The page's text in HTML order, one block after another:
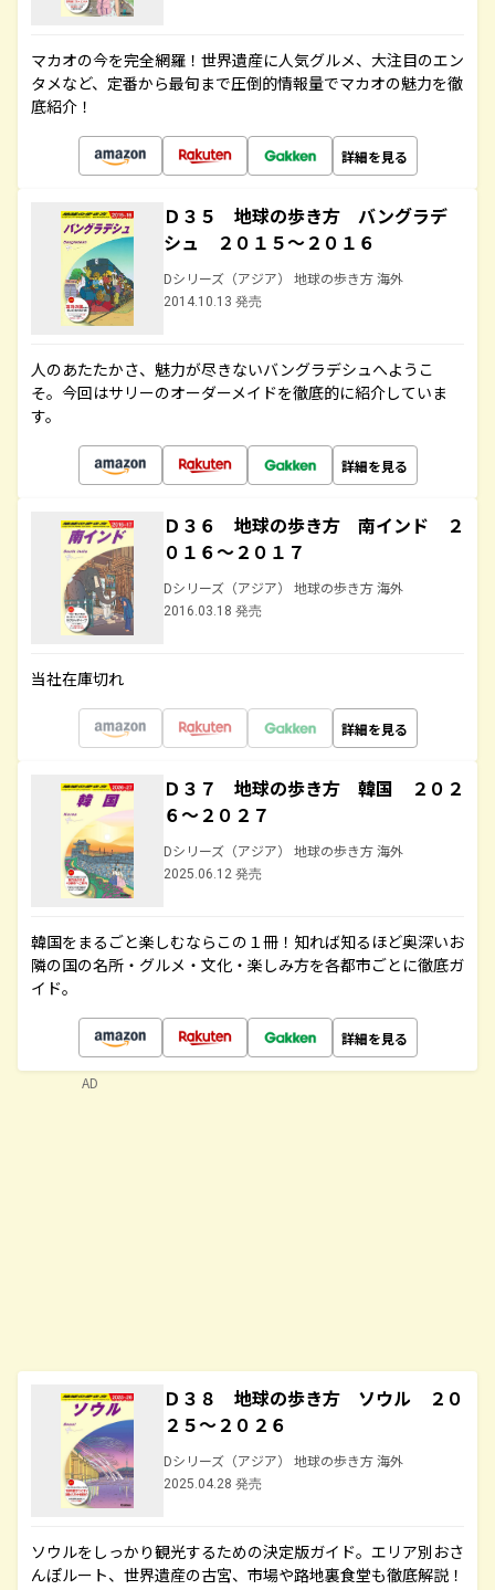
マカオの今を完全網羅！世界遺産に人気グルメ、大注目のエン
タメなど、定番から最旬まで圧倒的情報量でマカオの魅力を徹
底紹介！
詳細を見る
Ｄ３５ 地球の歩き方 バングラデ
シュ ２０１５～２０１６
Dシリーズ（アジア） 地球の歩き方 海外
2014.10.13 発売
人のあたたかさ、魅力が尽きないバングラデシュへようこ
そ。今回はサリーのオーダーメイドを徹底的に紹介していま
す。
詳細を見る
Ｄ３６ 地球の歩き方 南インド ２
０１６～２０１７
Dシリーズ（アジア） 地球の歩き方 海外
2016.03.18 発売
当社在庫切れ
詳細を見る
Ｄ３７ 地球の歩き方 韓国 ２０２
６～２０２７
Dシリーズ（アジア） 地球の歩き方 海外
2025.06.12 発売
韓国をまるごと楽しむならこの１冊！知れば知るほど奥深いお
隣の国の名所・グルメ・文化・楽しみ方を各都市ごとに徹底ガ
イド。
詳細を見る
Ｄ３８ 地球の歩き方 ソウル ２０
２５～２０２６
Dシリーズ（アジア） 地球の歩き方 海外
2025.04.28 発売
ソウルをしっかり観光するための決定版ガイド。エリア別おさ
んぽルート、世界遺産の古宮、市場や路地裏食堂も徹底解説！
AD